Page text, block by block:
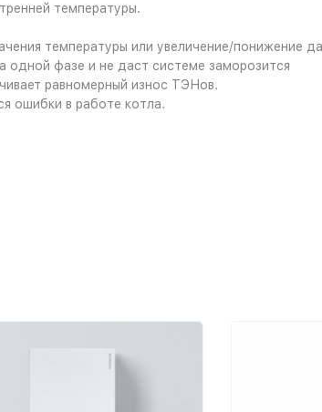
температуры.
температуры или увеличение/понижение
фазе и не даст системе заморозится
равномерный износ ТЭНов.
ошибки в работе котла.